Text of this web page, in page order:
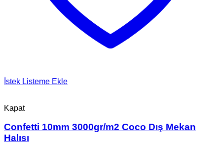
İstek Listeme Ekle
Kapat
Confetti 10mm 3000gr/m2 Coco Dış Mekan
Halısı